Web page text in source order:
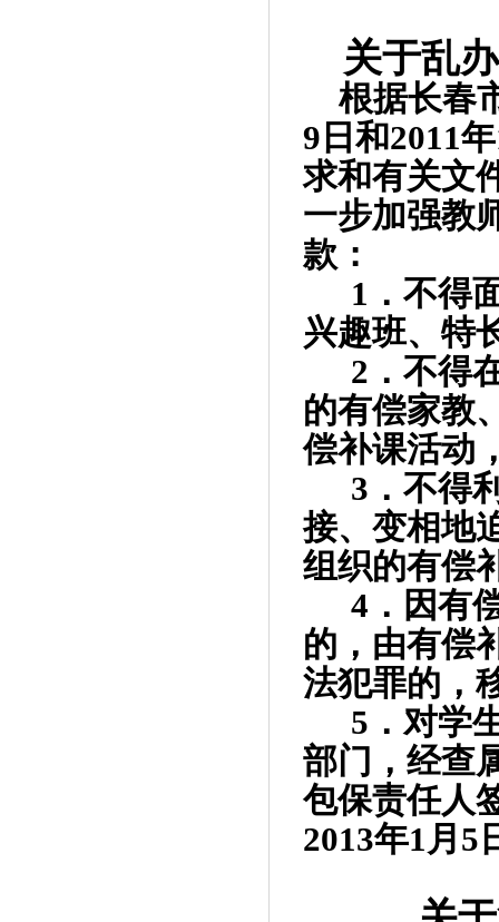
关于乱
根据长春
9 日和2011年
求和有关文
一步加强教
款：
1 ．不得
兴趣班、特
2 ．不得
的有偿家教
偿补课活动
3 ．不得
接、变相地
组织的有偿
4 ．因有
的，由有偿
法犯罪的，
5 ．对学
部门，经查
包保责任人
2013年1月 5